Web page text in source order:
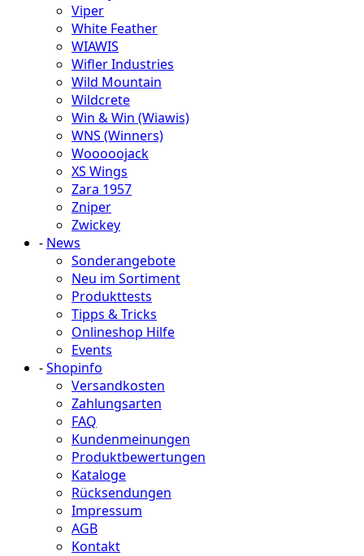
Viper
White Feather
WIAWIS
Wifler Industries
Wild Mountain
Wildcrete
Win & Win (Wiawis)
WNS (Winners)
Wooooojack
XS Wings
Zara 1957
Zniper
Zwickey
- News
Sonderangebote
Neu im Sortiment
Produkttests
Tipps & Tricks
Onlineshop Hilfe
Events
-Shopinfo
Versandkosten
Zahlungsarten
FAQ
Kundenmeinungen
Produktbewertungen
Kataloge
Rücksendungen
Impressum
AGB
Kontakt